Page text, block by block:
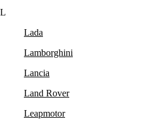
L
Lada
Lamborghini
Lancia
Land Rover
Leapmotor